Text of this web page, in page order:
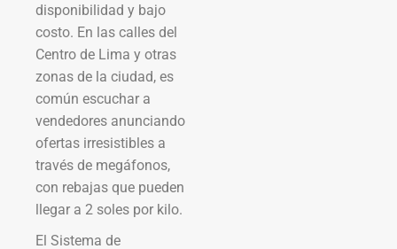
disponibilidad y bajo
costo. En las calles del
Centro de Lima y otras
zonas de la ciudad, es
común escuchar a
vendedores anunciando
ofertas irresistibles a
través de megáfonos,
con rebajas que pueden
llegar a 2 soles por kilo.
El Sistema de